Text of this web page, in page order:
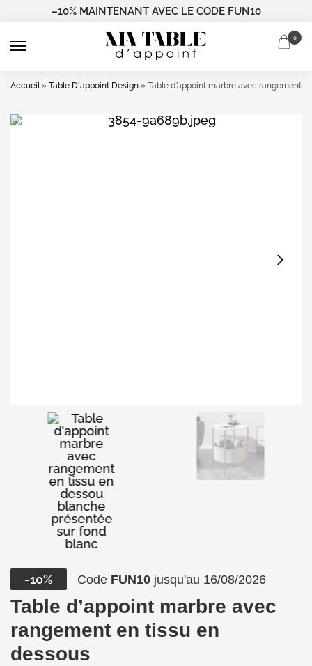
–10% MAINTENANT AVEC LE CODE FUN10
0
Accueil» Table D'appoint Design » Table d’appoint marbre avec rangement
-10% Code FUN10 jusqu'au 16/08/2026
Table d’appoint marbre avec
rangement en tissu en
dessous